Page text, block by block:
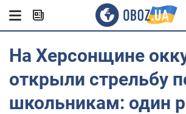
На Херсонщине
открыли стрельбу
школьникам: один